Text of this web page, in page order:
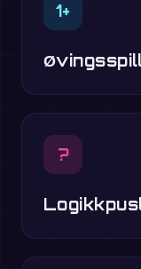
1+
?